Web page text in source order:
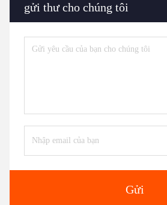
gửi thư cho chúng tôi
Gửi